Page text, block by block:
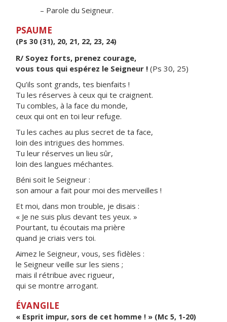
– Parole du Seigneur.
PSAUME
(Ps 30 (31), 20, 21, 22, 23, 24)
R/ Soyez forts, prenez courage,
vous tous qui espérez le Seigneur ! (Ps 30, 25)
Qu’ils sont grands, tes bienfaits !
Tu les réserves à ceux qui te craignent.
Tu combles, à la face du monde,
ceux qui ont en toi leur refuge.
Tu les caches au plus secret de ta face,
loin des intrigues des hommes.
Tu leur réserves un lieu sûr,
loin des langues méchantes.
Béni soit le Seigneur :
son amour a fait pour moi des merveilles !
Et moi, dans mon trouble, je disais :
« Je ne suis plus devant tes yeux. »
Pourtant, tu écoutais ma prière
quand je criais vers toi.
Aimez le Seigneur, vous, ses fidèles :
le Seigneur veille sur les siens ;
mais il rétribue avec rigueur,
qui se montre arrogant.
ÉVANGILE
« Esprit impur, sors de cet homme ! » (Mc 5, 1-20)